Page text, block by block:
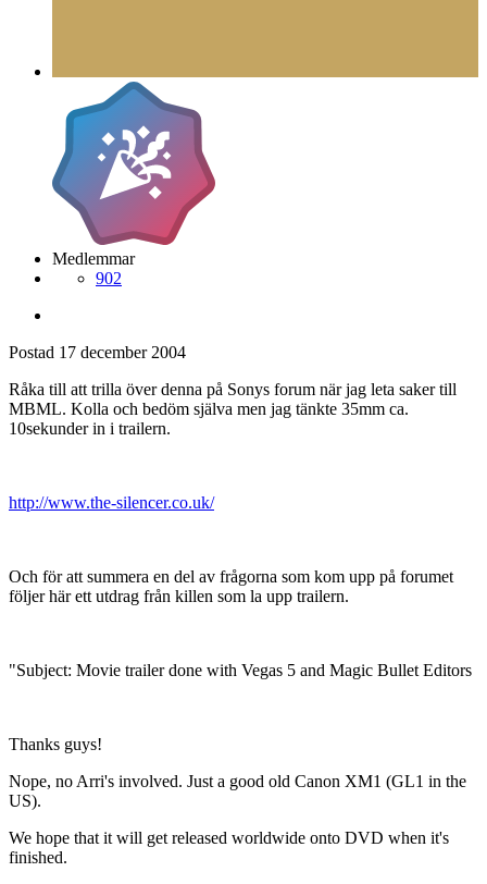
Medlemmar
902
Postad 17 december 2004
Råka till att trilla över denna på Sonys forum när jag leta saker till
MBML. Kolla och bedöm själva men jag tänkte 35mm ca.
10sekunder in i trailern.
http://www.the-silencer.co.uk/
Och för att summera en del av frågorna som kom upp på forumet
följer här ett utdrag från killen som la upp trailern.
"Subject: Movie trailer done with Vegas 5 and Magic Bullet Editors
Thanks guys!
Nope, no Arri's involved. Just a good old Canon XM1 (GL1 in the
US).
We hope that it will get released worldwide onto DVD when it's
finished.